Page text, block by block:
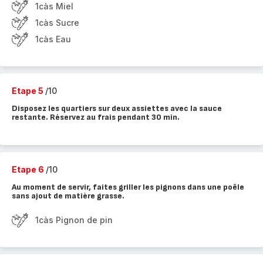
1càs Miel
1càs Sucre
1càs Eau
Etape 5 /10
Disposez les quartiers sur deux assiettes avec la sauce
restante. Réservez au frais pendant 30 min.
Etape 6 /10
Au moment de servir, faites griller les pignons dans une poêle
sans ajout de matière grasse.
1càs Pignon de pin